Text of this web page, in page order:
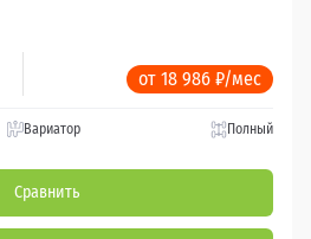
от 18 986 ₽/мес
Вариатор Полный
Сравнить